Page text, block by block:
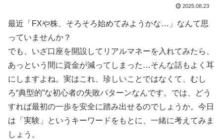
2025.08.23
最近「FXや株、そろそろ始めてみようかな…」なんて思
っていませんか？
でも、いざ口座を開設してリアルマネーを入れてみたら、
あっという間に資金が減ってしまった…そんな話もよく耳
にしますよね。実はこれ、珍しいことではなくて、むし
ろ“典型的”な初心者の失敗パターンなんです。では、どう
すれば最初の一歩を安全に踏み出せるのでしょうか。今日
は「実験」というキーワードをもとに、一緒に考えてみま
しょう。